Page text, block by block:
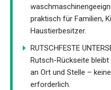
praktisch für Familien,
Haustierbesitzer.
RUTSCHFESTE
Rutsch-Rückseite
an Ort und Stelle –
erforderlich.